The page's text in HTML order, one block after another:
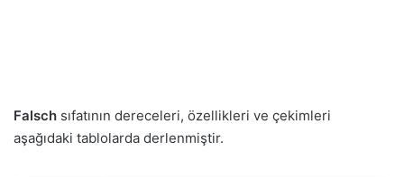
Falsch sıfatının dereceleri, özellikleri ve çekimleri
aşağıdaki tablolarda derlenmiştir.